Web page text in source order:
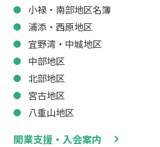
小禄・南部地区名簿
浦添・西原地区
宜野湾・中城地区
中部地区
北部地区
宮古地区
八重山地区
開業支援・入会案内